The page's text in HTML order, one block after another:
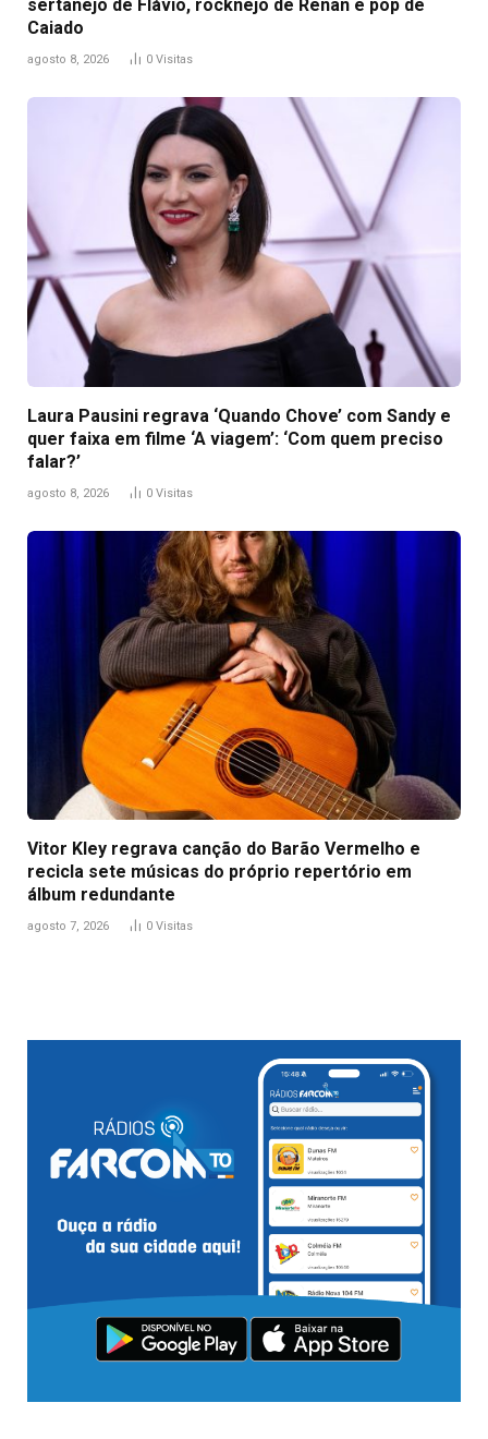
sertanejo de Flávio, rocknejo de Renan e pop de
Caiado
agosto 8, 2026 0 Visitas
Laura Pausini regrava ‘Quando Chove’ com Sandy e
quer faixa em filme ‘A viagem’: ‘Com quem preciso
falar?’
agosto 8, 2026 0 Visitas
Vitor Kley regrava canção do Barão Vermelho e
recicla sete músicas do próprio repertório em
álbum redundante
agosto 7, 2026 0 Visitas